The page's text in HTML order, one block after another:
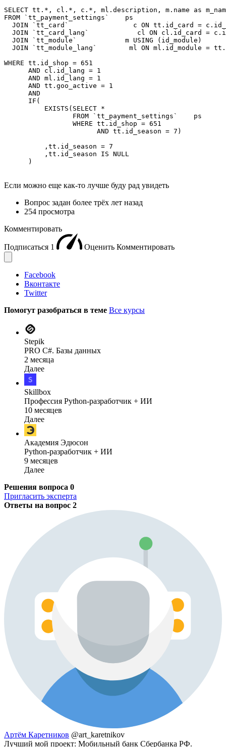
SELECT tt.*, cl.*, c.*, ml.description, m.name as
FROM `tt_payment_settings`    ps
JOIN `tt_card`                c ON tt.id_card =
JOIN `tt_card_lang`            cl ON cl.id_card =
  JOIN `tt_module`            m USING (id_module)
JOIN `tt_module_lang`        ml ON ml.id_module =
WHERE tt.id_shop = 651
      AND cl.id_lang = 1
      AND ml.id_lang = 1
      AND tt.goo_active = 1
      AND
      IF(
          EXISTS(SELECT *
                 FROM `tt_payment_settings`    ps
                 WHERE tt.id_shop = 651
                       AND tt.id_season = 7)
          ,tt.id_season = 7
          ,tt.id_season IS NULL
      )
Если можно еще как-то лучше буду рад увидеть
Вопрос задан более трёх лет назад
254 просмотра
Комментировать
Подписаться 1 Оценить Комментировать
Facebook
Вконтакте
Twitter
Помогут разобраться в теме Все курсы
Stepik
PRO C#. Базы данных
2 месяца
Далее
Skillbox
Профессия Python-разработчик + ИИ
10 месяцев
Далее
Академия Эдюсон
Python-разработчик + ИИ
9 месяцев
Далее
Решения вопроса 0
Пригласить эксперта
Ответы на вопрос 2
Артём Каретников @art_karetnikov
Лучший мой проект: Мобильный банк Сбербанка РФ.